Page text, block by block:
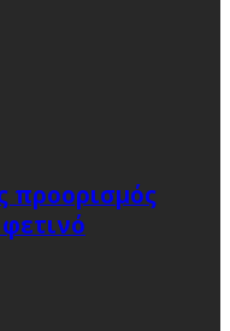
προορισμός